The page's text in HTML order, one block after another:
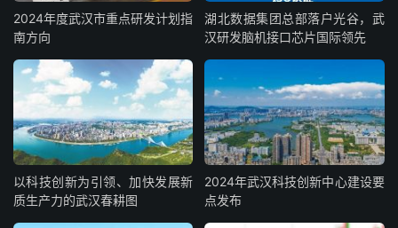
2024年度武汉市重点研发计划指
南方向
湖北数据集团总部落户光谷，武
汉研发脑机接口芯片国际领先
以科技创新为引领、加快发展新
质生产力的武汉春耕图
2024年武汉科技创新中心建设要
点发布